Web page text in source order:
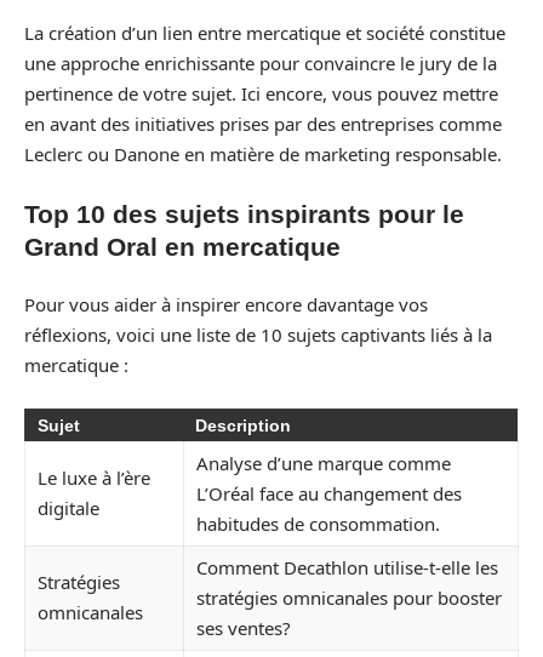
La création d’un lien entre mercatique et société constitue
une approche enrichissante pour convaincre le jury de la
pertinence de votre sujet. Ici encore, vous pouvez mettre
en avant des initiatives prises par des entreprises comme
Leclerc ou Danone en matière de marketing responsable.
Top 10 des sujets inspirants pour le
Grand Oral en mercatique
Pour vous aider à inspirer encore davantage vos
réflexions, voici une liste de 10 sujets captivants liés à la
mercatique :
Sujet Description
Le luxe à l’ère
digitale
Analyse d’une marque comme
L’Oréal face au changement des
habitudes de consommation.
Stratégies
omnicanales
Comment Decathlon utilise-t-elle les
stratégies omnicanales pour booster
ses ventes?